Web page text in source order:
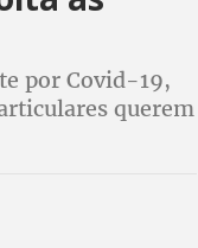
por Covid-19,
querem